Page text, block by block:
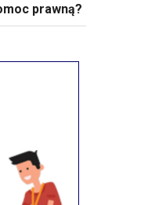
prawną?